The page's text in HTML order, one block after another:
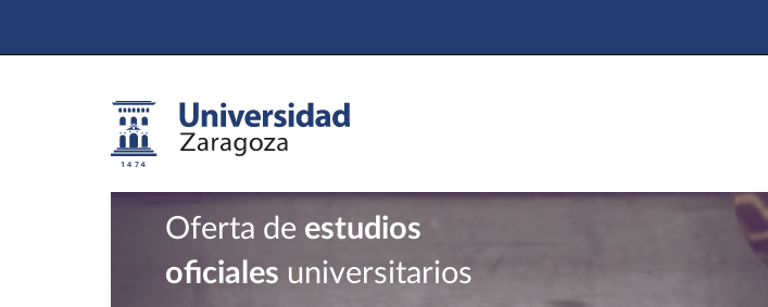
Oferta de estudios
oficiales universitarios